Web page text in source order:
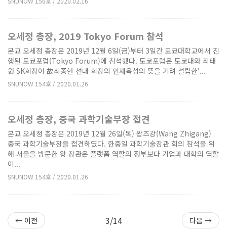
오세정 총장, 2019 Tokyo Forum 참석
본교 오세정 총장은 2019년 12월 6일(금)부터 3일간 도쿄대학교에서 진
행된 도쿄포럼(Tokyo Forum)에 참석했다. 도쿄포럼은 도쿄대와 최태
원 SK회장이 故최종현 선대 회장의 인재육성의 뜻을 기려 설립한‘...
SNUNOW 154호 / 2020.01.26
오세정 총장, 중국 과학기술부장 접견
본교 오세정 총장은 2019년 12월 26일(목) 왕즈강(Wang Zhigang)
중국 과학기술부장을 접견하였다. 한중일 과학기술장관 회의 참석을 위
해 서울을 방문한 왕 장관은 플랫폼 역할의 정부보다 기업과 대학의 역할
이...
SNUNOW 154호 / 2020.01.26
← 이전 3/14 다음 →